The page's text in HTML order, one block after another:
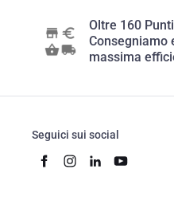
Oltre 160
Consegniamo
massima
Seguici sui social